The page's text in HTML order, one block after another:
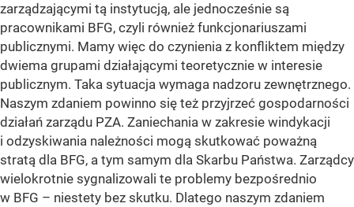
zarządzającymi tą instytucją, ale jednocześnie są
pracownikami BFG, czyli również funkcjonariuszami
publicznymi. Mamy więc do czynienia z konfliktem między
dwiema grupami działającymi teoretycznie w interesie
publicznym. Taka sytuacja wymaga nadzoru zewnętrznego.
Naszym zdaniem powinno się też przyjrzeć gospodarności
działań zarządu PZA. Zaniechania w zakresie windykacji
i odzyskiwania należności mogą skutkować poważną
stratą dla BFG, a tym samym dla Skarbu Państwa. Zarządcy
wielokrotnie sygnalizowali te problemy bezpośrednio
w BFG – niestety bez skutku. Dlatego naszym zdaniem